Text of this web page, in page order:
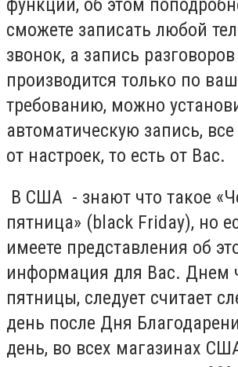
сможете записать любой
звонок, а запись разговоров
производится только по
требованию, можно
автоматическую запись, все
от настроек, то есть от Вас.
В США - знают что такое
пятница» (black Friday), но
имеете представления об
информация для Вас. Днем
пятницы, следует считает
день после Дня
день, во всех магазинах